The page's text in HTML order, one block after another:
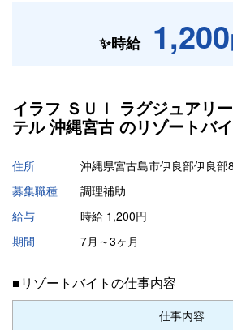
✨時給 1,200
イラフ ＳＵＩ ラグジュアリ
テル 沖縄宮古 のリゾートバ
住所
沖縄県宮古島市伊良部伊良部
募集職種
調理補助
給与
時給 1,200円
期間
7月～3ヶ月
■リゾートバイトの仕事内容
仕事内容